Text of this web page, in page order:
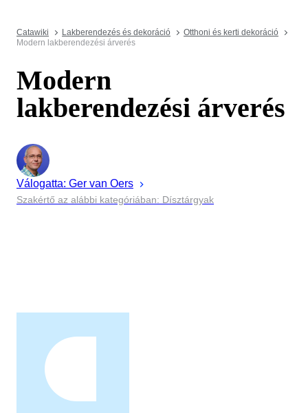
Catawiki Lakberendezés és dekoráció
Otthoni és kerti dekoráció
Modern lakberendezési árverés
Modern
lakberendezési árverés
Válogatta: Ger van Oers
Szakértő az alábbi kategóriában: Dísztárgyak